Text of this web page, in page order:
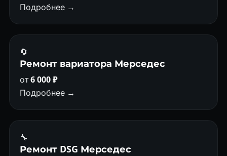
Подробнее →
🔄
Ремонт вариатора Мерседес
от6 000 ₽
Подробнее →
🔧
Ремонт DSG Мерседес